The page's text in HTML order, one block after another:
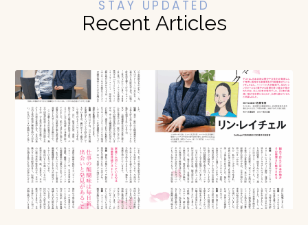
STAY UPDATED
Recent Articles